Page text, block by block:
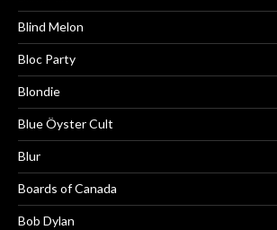
Blind Melon
Bloc Party
Blondie
Blue Öyster Cult
Blur
Boards of Canada
Bob Dylan